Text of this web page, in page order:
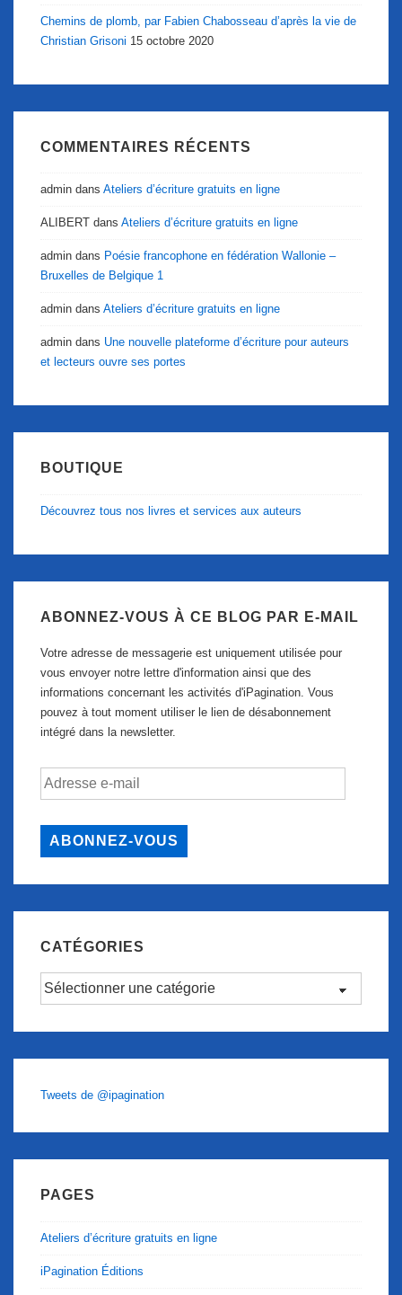
Chemins de plomb, par Fabien Chabosseau d’après la vie de
Christian Grisoni 15 octobre 2020
COMMENTAIRES RÉCENTS
admin dans Ateliers d’écriture gratuits en ligne
ALIBERT dans Ateliers d’écriture gratuits en ligne
admin dans Poésie francophone en fédération Wallonie –
Bruxelles de Belgique 1
admin dans Ateliers d’écriture gratuits en ligne
admin dans Une nouvelle plateforme d’écriture pour auteurs
et lecteurs ouvre ses portes
BOUTIQUE
Découvrez tous nos livres et services aux auteurs
ABONNEZ-VOUS À CE BLOG PAR E-MAIL
Votre adresse de messagerie est uniquement utilisée pour
vous envoyer notre lettre d'information ainsi que des
informations concernant les activités d'iPagination. Vous
pouvez à tout moment utiliser le lien de désabonnement
intégré dans la newsletter.
Adresse
ABONNEZ-VOUS
CATÉGORIES
Catégories
Tweets de @ipagination
PAGES
Ateliers d’écriture gratuits en ligne
iPagination Éditions